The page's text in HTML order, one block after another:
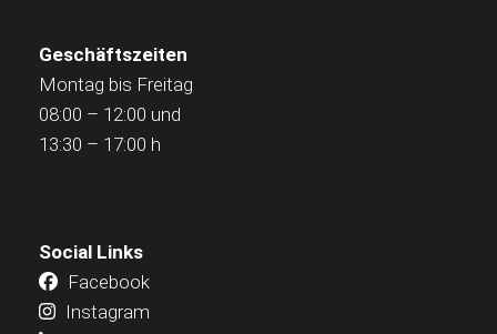
Geschäftszeiten
Montag bis Freitag
08:00 – 12:00 und
13:30 – 17:00 h
Social Links
Facebook
Instagram